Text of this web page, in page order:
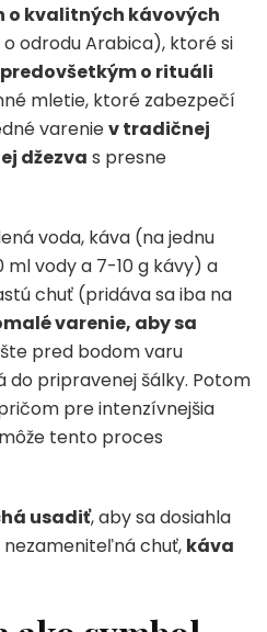
o kvalitných kávových
odrodu Arabica), ktoré si
o rituáli
mletie, ktoré zabezpečí
vareniev tradičnej
džezva s presne
voda, káva (na jednu
vody a 7-10 g kávy) a
chuť (pridáva sa iba na
varenie, aby sa
pred bodom varu
do pripravenej šálky. Potom
pre intenzívnejšia
tento proces
usadiť, aby sa dosiahla
chuť, káva